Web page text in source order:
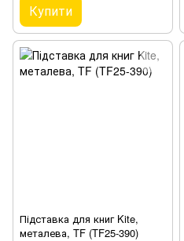
Купити
Підставка для книг Kite,
металева, TF (TF25-390)